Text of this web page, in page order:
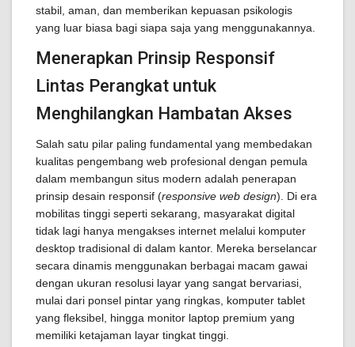
stabil, aman, dan memberikan kepuasan psikologis
yang luar biasa bagi siapa saja yang menggunakannya.
Menerapkan Prinsip Responsif
Lintas Perangkat untuk
Menghilangkan Hambatan Akses
Salah satu pilar paling fundamental yang membedakan
kualitas pengembang web profesional dengan pemula
dalam membangun situs modern adalah penerapan
prinsip desain responsif (responsive web design). Di era
mobilitas tinggi seperti sekarang, masyarakat digital
tidak lagi hanya mengakses internet melalui komputer
desktop tradisional di dalam kantor. Mereka berselancar
secara dinamis menggunakan berbagai macam gawai
dengan ukuran resolusi layar yang sangat bervariasi,
mulai dari ponsel pintar yang ringkas, komputer tablet
yang fleksibel, hingga monitor laptop premium yang
memiliki ketajaman layar tingkat tinggi.